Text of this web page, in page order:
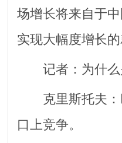
场增长将来自于
实现大幅度增长的
记者：为什么
克里斯托夫：
口上竞争。